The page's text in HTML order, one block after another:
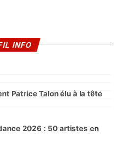
INFO
Patrice Talon élu à la tête
2026 : 50 artistes en